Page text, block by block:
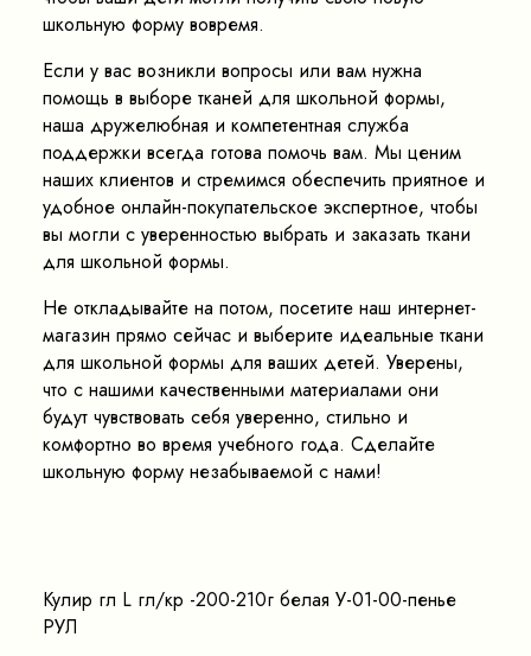
школьную форму вовремя.
Если у вас возникли вопросы или вам нужна
помощь в выборе тканей для школьной формы,
наша дружелюбная и компетентная служба
поддержки всегда готова помочь вам. Мы ценим
наших клиентов и стремимся обеспечить приятное и
удобное онлайн-покупательское экспертное, чтобы
вы могли с уверенностью выбрать и заказать ткани
для школьной формы.
Не откладывайте на потом, посетите наш интернет-
магазин прямо сейчас и выберите идеальные ткани
для школьной формы для ваших детей. Уверены,
что с нашими качественными материалами они
будут чувствовать себя уверенно, стильно и
комфортно во время учебного года. Сделайте
школьную форму незабываемой с нами!
Кулир гл L гл/кр -200-210г белая У-01-00-пенье
РУЛ